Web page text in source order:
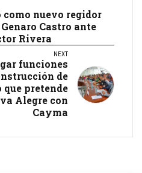
nuevo regidor
Castro ante
Rivera
NEXT
funciones
de
que pretende
Alegre con
Cayma